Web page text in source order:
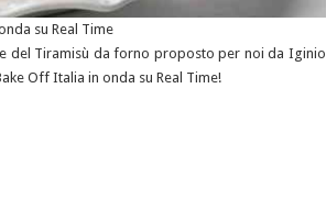
su Real Time
del Tiramisù da forno proposto per noi da Iginio
Off Italia in onda su Real Time!